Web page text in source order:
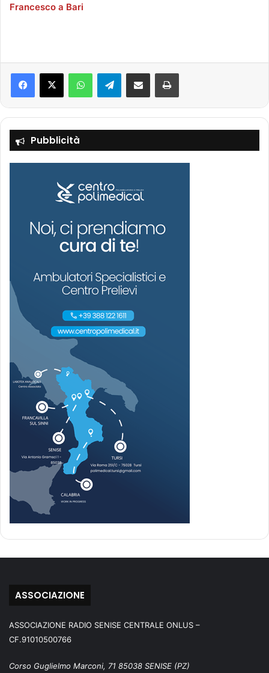
Francesco a Bari
Telegram
Pubblicità
ASSOCIAZIONE
ASSOCIAZIONE RADIO SENISE CENTRALE ONLUS –
CF.91010500766
Corso Guglielmo Marconi, 71 85038 SENISE (PZ)